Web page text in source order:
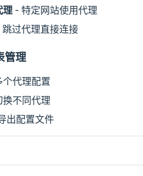
理 - 特定网站使用代理
过代理直接连接
管理
个代理配置
换不同代理
出配置文件